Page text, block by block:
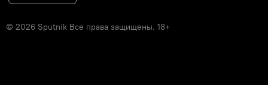
© 2026 Sputnik Все права защищены. 18+